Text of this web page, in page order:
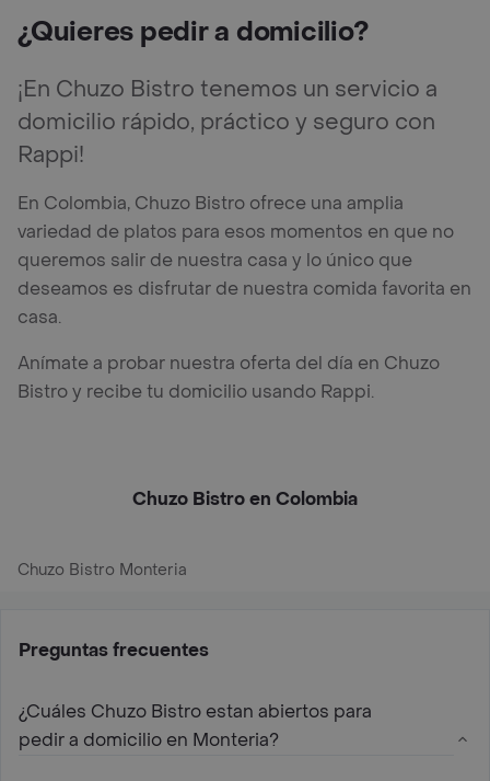
¿Quieres pedir a domicilio?
¡En Chuzo Bistro tenemos un servicio a
domicilio rápido, práctico y seguro con
Rappi!
En Colombia, Chuzo Bistro ofrece una amplia
variedad de platos para esos momentos en que no
queremos salir de nuestra casa y lo único que
deseamos es disfrutar de nuestra comida favorita en
casa.
Anímate a probar nuestra oferta del día en Chuzo
Bistro y recibe tu domicilio usando Rappi.
Chuzo Bistro en Colombia
Chuzo Bistro Monteria
Preguntas frecuentes
¿Cuáles Chuzo Bistro estan abiertos para
pedir a domicilio en Monteria?